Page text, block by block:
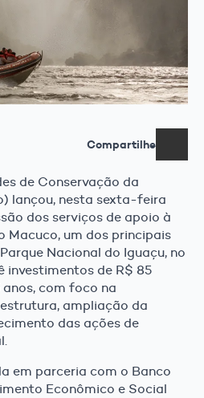
Compartilhe
de Conservação da
lançou, nesta sexta-feira
dos serviços de apoio à
Macuco, um dos principais
Nacional do Iguaçu, no
investimentos de R$ 85
com foco na
ampliação da
das ações de
em parceria com o Banco
Econômico e Social